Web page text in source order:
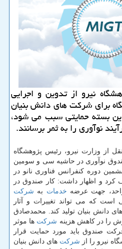
نیرو از تدوین و اجرایی
برای شركت های دانش بنیان
بسته حمایتی سبب می شود،
نوآوری را به ثمر برسانند.
از وزارت نیرو، رئیس پژوهشگاه
نوآوری در حاشیه سی و سومین
دوره كنفرانس فناوری نانو در
كرد و اظهار داشت: كار صندوق در
جهت عرضه خدمات به شركت
است كه می تواند تغییرات و آثار
های دانش بنیان تولید كند. محمدصادق
را در كاهش هزینه شركت ها موثر
صندوق باید مورد حمایت قرار
نیرو را از شركت های دانش بنیان